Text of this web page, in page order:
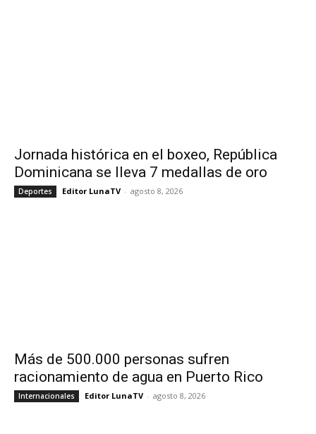
Jornada histórica en el boxeo, República
Dominicana se lleva 7 medallas de oro
Deportes Editor LunaTV - agosto 8, 2026
Más de 500.000 personas sufren
racionamiento de agua en Puerto Rico
Internacionales Editor LunaTV - agosto 8, 2026